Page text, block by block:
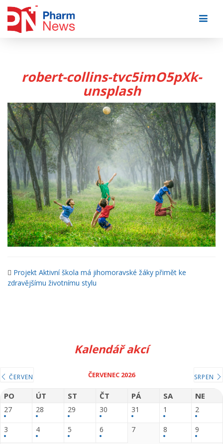
robert-collins-tvc5imO5pXk-
unsplash
Projekt Aktivní škola má jihomoravské žáky přimět ke
zdravějšímu životnímu stylu
Kalendář akcí
ČERVEN ČERVENEC 2026 SRPEN
PO ÚT ST ČT PÁ SA NE
27 28 29 30 31 1 2
3 4 5 6 7 8 9